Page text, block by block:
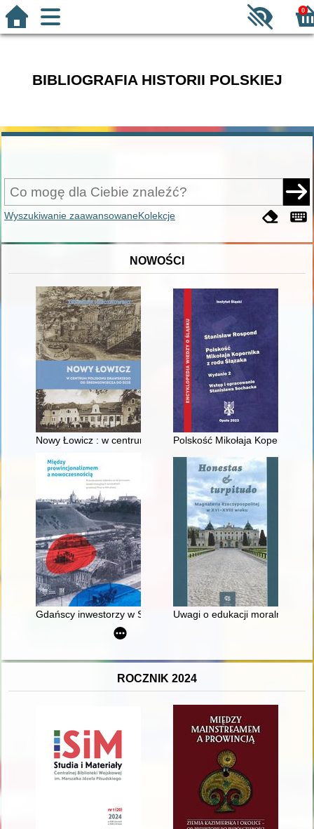
0
BIBLIOGRAFIA HISTORII POLSKIEJ
Wyszukiwanie zaawansowaneKolekcje
NOWOŚCI
Nowy Łowicz : w centrum poligonu drawskiego od
Polskość Mikołaja Kopernika z
Gdańscy inwestorzy w Sopocie : prestiż finansowy i
Uwagi o edukacji moralnej
ROCZNIK 2024